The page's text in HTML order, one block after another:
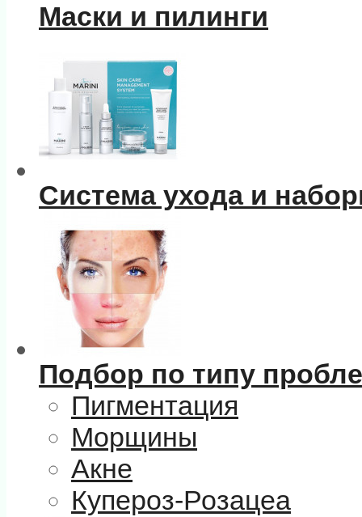
Маски и пилинги
Система ухода и
Подбор по типу
Пигментация
Морщины
Акне
Купероз-Розацеа